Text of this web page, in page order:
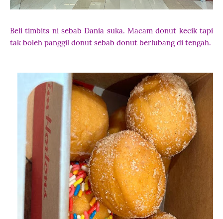
Beli timbits ni sebab Dania suka. Macam donut kecik tapi
tak boleh panggil donut sebab donut berlubang di tengah.